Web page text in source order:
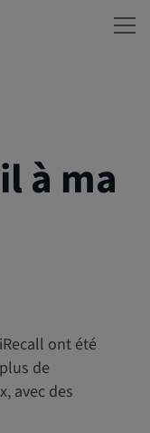
à ma
ont été
de
avec des